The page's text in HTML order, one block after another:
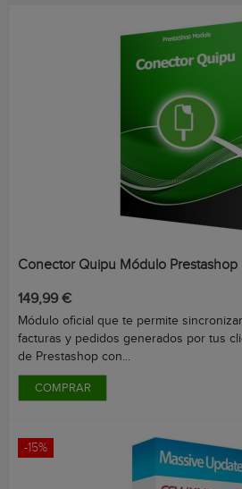
Conector Quipu Módulo Prestashop
Precio
149,99 €
Módulo oficial que te permite
facturas y pedidos generados por tus
de Prestashop con...
COMPRAR
-15%